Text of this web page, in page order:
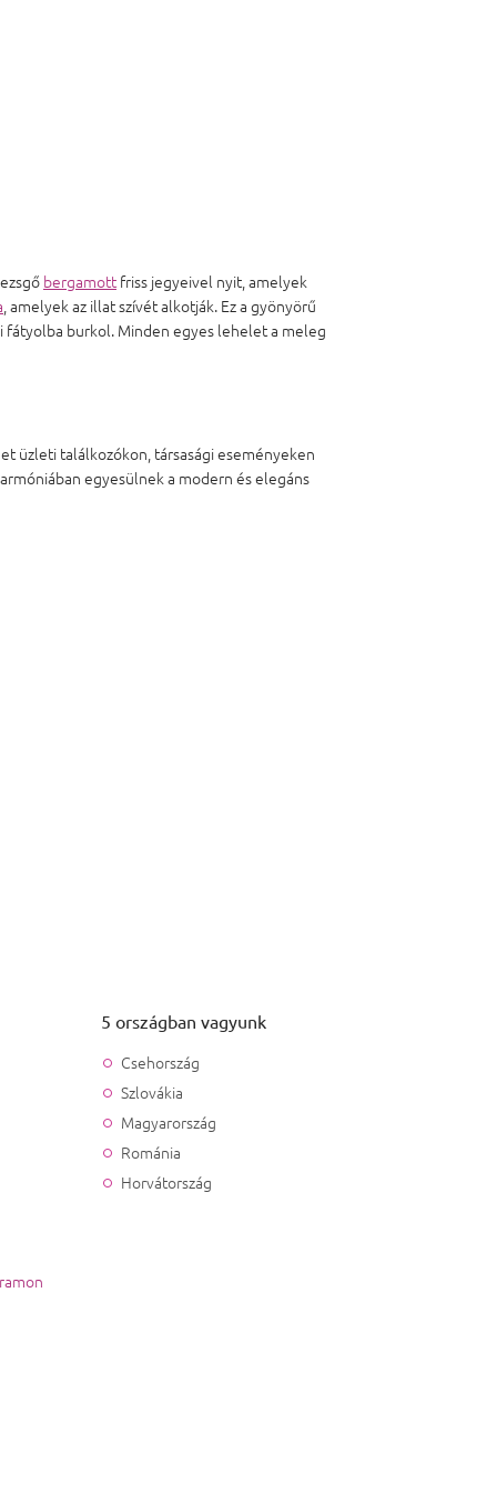
bergamott friss jegyeivel nyit, amelyek
, amelyek az illat szívét alkotják. Ez a gyönyörű
burkol. Minden egyes lehelet a meleg
üzleti találkozókon, társasági eseményeken
egyesülnek a modern és elegáns
5 országban vagyunk
Csehország
Szlovákia
Magyarország
Románia
Horvátország